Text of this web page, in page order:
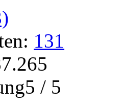
131
/ 5